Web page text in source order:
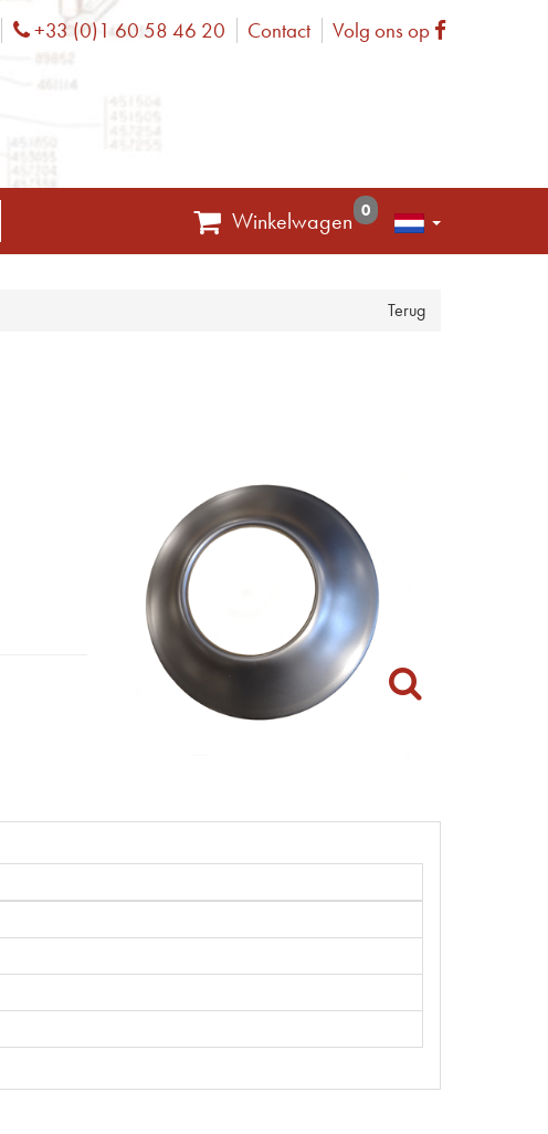
Phone
+33 (0)1 60 58 46 20 Contact Volg ons op Facebook
Winkelwagen 0
Terug